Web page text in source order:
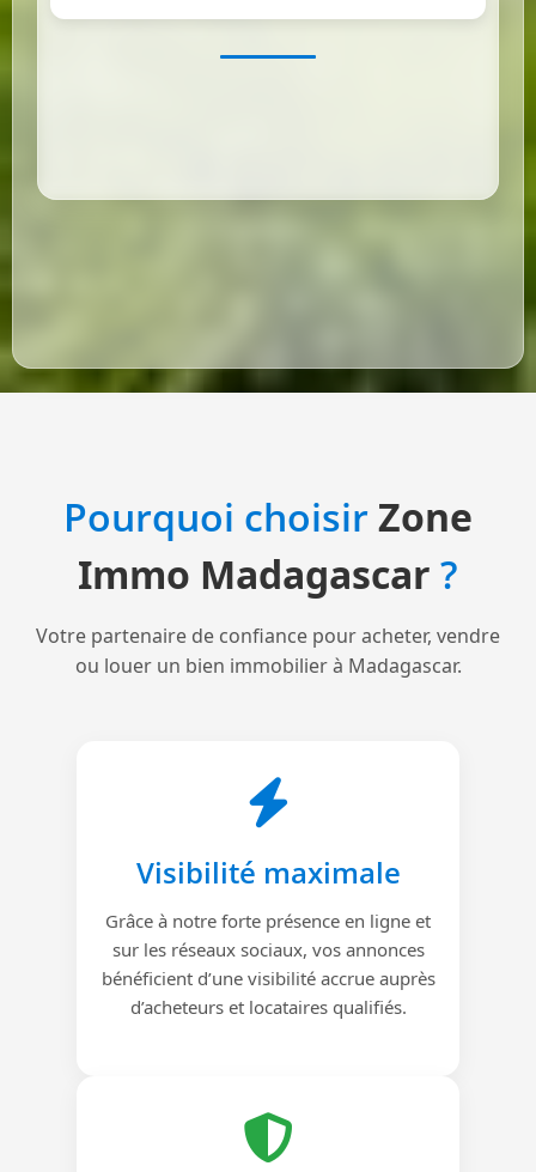
Pourquoi choisirZone
Immo Madagascar ?
Votre partenaire de confiance pour acheter, vendre
ou louer un bien immobilier à Madagascar.
Visibilité maximale
Grâce à notre forte présence en ligne et
sur les réseaux sociaux, vos annonces
bénéficient d’une visibilité accrue auprès
d’acheteurs et locataires qualifiés.